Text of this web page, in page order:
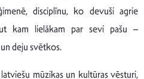
disciplīnu, ko devuši agrie
kam lielākam par sevi pašu –
deju svētkos.
mūzikas un kultūras vēsturi,